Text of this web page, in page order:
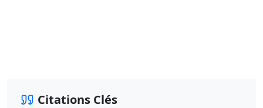
Citations Clés